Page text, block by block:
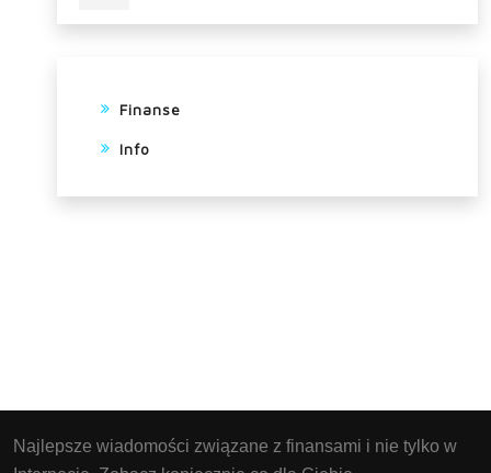
Finanse
Info
Najlepsze wiadomości związane z finansami i nie tylko w